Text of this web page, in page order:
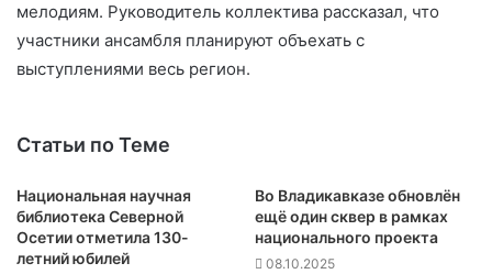
мелодиям. Руководитель коллектива рассказал, что
участники ансамбля планируют объехать с
выступлениями весь регион.
Статьи по Теме
Национальная научная
библиотека Северной
Осетии отметила 130-
летний юбилей
Во Владикавказе обновлён
ещё один сквер в рамках
национального проекта
08.10.2025